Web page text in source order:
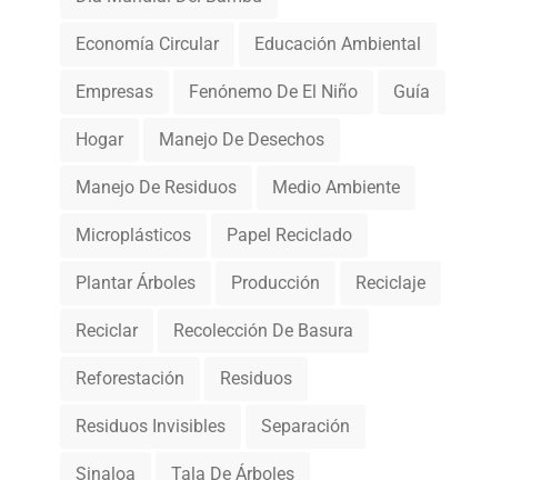
Economía Circular Educación Ambiental
Empresas Fenónemo De El Niño Guía
Hogar Manejo De Desechos
Manejo De Residuos Medio Ambiente
Microplásticos Papel Reciclado
Plantar Árboles Producción Reciclaje
Reciclar Recolección De Basura
Reforestación Residuos
Residuos Invisibles Separación
Sinaloa Tala De Árboles